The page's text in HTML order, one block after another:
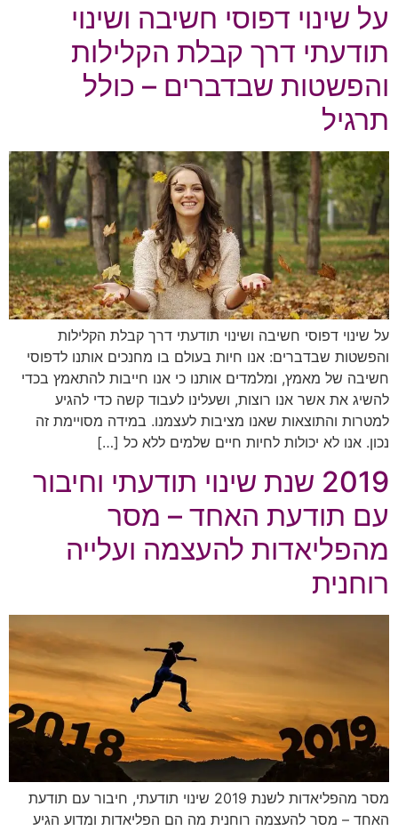
על שינוי דפוסי חשיבה ושינוי
תודעתי דרך קבלת הקלילות
והפשטות שבדברים – כולל
תרגיל
על שינוי דפוסי חשיבה ושינוי תודעתי דרך קבלת הקלילות
והפשטות שבדברים: אנו חיות בעולם בו מחנכים אותנו לדפוסי
חשיבה של מאמץ, ומלמדים אותנו כי אנו חייבות להתאמץ בכדי
להשיג את אשר אנו רוצות, ושעלינו לעבוד קשה כדי להגיע
למטרות והתוצאות שאנו מציבות לעצמנו. במידה מסויימת זה
נכון. אנו לא יכולות לחיות חיים שלמים ללא כל […]
2019 שנת שינוי תודעתי וחיבור
עם תודעת האחד – מסר
מהפליאדות להעצמה ועלייה
רוחנית
מסר מהפליאדות לשנת 2019 שינוי תודעתי, חיבור עם תודעת
האחד – מסר להעצמה רוחנית מה הם הפליאדות ומדוע הגיע